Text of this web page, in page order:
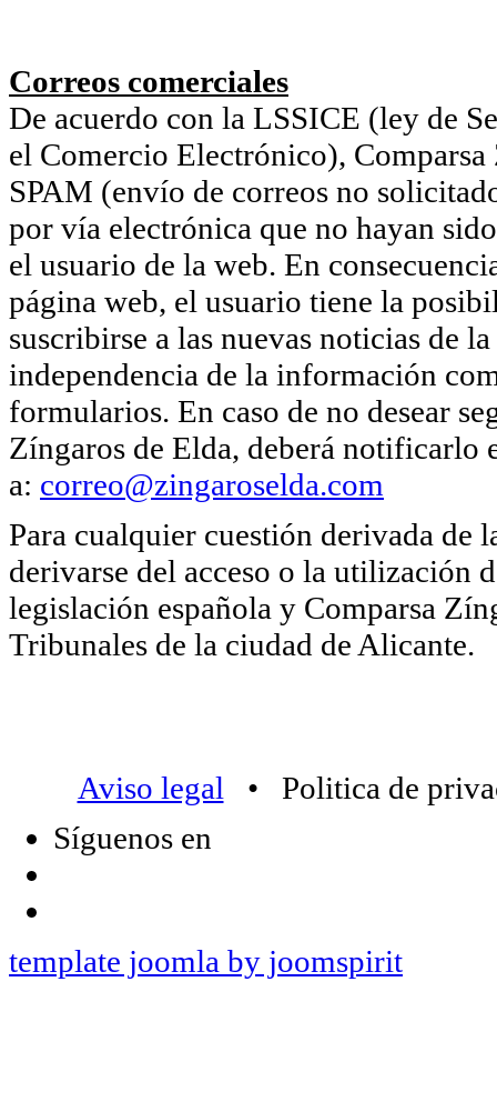
Correos comerciales
De acuerdo con la LSSICE (ley de
el Comercio Electrónico),
SPAM (envío de correos no
por vía electrónica que no hayan
el usuario de la web. En
página web, el usuario tiene la
suscribirse a las nuevas noticias de
independencia de la información
formularios. En caso de no desear
Zíngaros de Elda, deberá notificarlo
a: correo@zingaroselda.com
Para cualquier cuestión derivada
derivarse del acceso o la utilización
legislación española y Comparsa
Tribunales de la ciudad de Alicante.
Aviso legal • Politica de
Síguenos en
template joomla by joomspirit